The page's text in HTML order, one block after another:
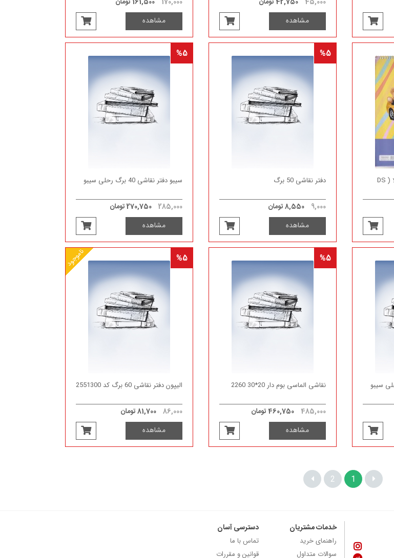
مشاهده مشاهده
دفتر نقاشی 30 برگ فنر از بالا ( DS
%5
دفتر نقاشی 50 برگ
9,000 8,550 تومان
مشاهده
%5
سیبو دفتر نقاشی 40 برگ رحلی سیبو
285,000 270,750 تومان
مشاهده
%5
نقاشی الماسی بوم دار 20*30 2260
485,000 460,750 تومان
مشاهده
%5 ناموجود
الیپون دفتر نقاشی 60 برگ کد 2551300
86,000 81,700 تومان
مشاهده
1
2
خدمات مشتریان
راهنمای خرید
سوالات متداول
دسترسی آسان
تماس با ما
قوانین و مقررات